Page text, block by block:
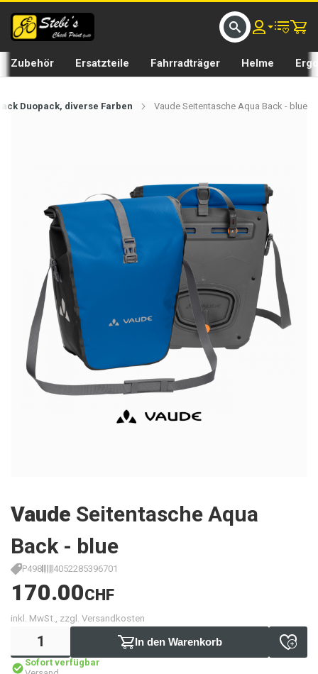
Zubehör Ersatzteile Fahrradträger Helme
Duopack, diverse Farben Vaude Seitentasche Aqua Back - blue
Vaude Seitentasche Aqua
Back - blue
P498 4052285396701
170.00CHF
inkl. MwSt., zzgl. Versandkosten
In den Warenkorb
Sofort verfügbar